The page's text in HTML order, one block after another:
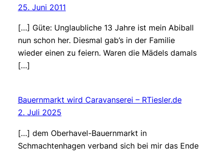
25. Juni 2011
[…] Güte: Unglaubliche 13 Jahre ist mein Abiball
nun schon her. Diesmal gab’s in der Familie
wieder einen zu feiern. Waren die Mädels damals
[…]
Bauernmarkt wird Caravanserei – RTiesler.de
2. Juli 2025
[…] dem Oberhavel-Bauernmarkt in
Schmachtenhagen verband sich bei mir das Ende